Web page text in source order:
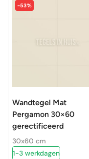
-53%
Wandtegel Mat
Pergamon 30×60
gerectificeerd
30x60 cm
1-3 werkdagen